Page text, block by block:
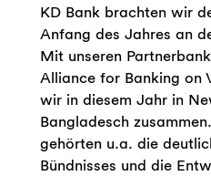
KD Bank brachten wir
Anfang des Jahres an
Mit unseren
Alliance for Banking on
wir in diesem Jahr in
Bangladesch
gehörten u.a. die
Bündnisses und die